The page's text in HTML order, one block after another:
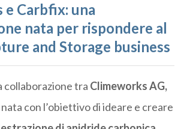
Carbfix: una
nata per rispondere al
and Storage business
collaborazione tra Climeworks AG,
con l’obiettivo di ideare e creare